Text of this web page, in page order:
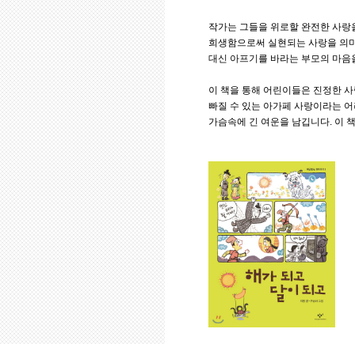
작가는 그들을 위로할 완전한 사
희생함으로써 실현되는 사랑을 의
대신 아프기를 바라는 부모의 마음
이 책을 통해 어린이들은 진정한
빠질 수 있는 아가페 사랑이라는
가슴속에 긴 여운을 남깁니다. 이